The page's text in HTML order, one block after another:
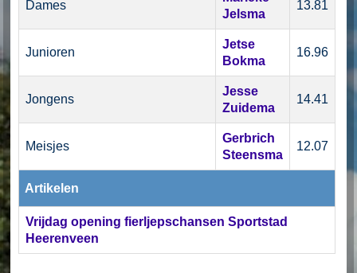
Dames
Jelsma
13.81
Junioren
Jetse
Bokma
16.96
Jongens
Jesse
Zuidema
14.41
Meisjes
Gerbrich
Steensma
12.07
Artikelen
Vrijdag opening fierljepschansen Sportstad
Heerenveen